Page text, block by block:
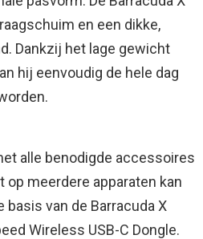
en een dikke,
Dankzij het lage gewicht
hij eenvoudig de hele dag
alle benodigde accessoires
meerdere apparaten kan
basis van de Barracuda X
Wireless USB-C Dongle.